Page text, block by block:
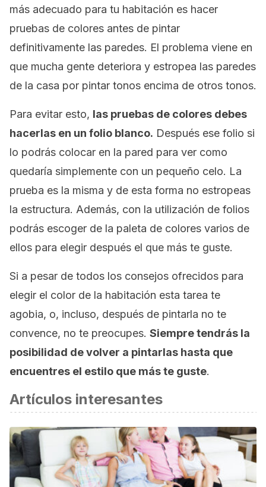
más adecuado para tu habitación es hacer
pruebas de colores antes de pintar
definitivamente las paredes. El problema viene en
que mucha gente deteriora y estropea las paredes
de la casa por pintar tonos encima de otros tonos.
Para evitar esto, las pruebas de colores debes
hacerlas en un folio blanco. Después ese folio si
lo podrás colocar en la pared para ver como
quedaría simplemente con un pequeño celo. La
prueba es la misma y de esta forma no estropeas
la estructura. Además, con la utilización de folios
podrás escoger de la paleta de colores varios de
ellos para elegir después el que más te guste.
Si a pesar de todos los consejos ofrecidos para
elegir el color de la habitación esta tarea te
agobia, o, incluso, después de pintarla no te
convence, no te preocupes. Siempre tendrás la
posibilidad de volver a pintarlas hasta que
encuentres el estilo que más te guste.
Artículos interesantes